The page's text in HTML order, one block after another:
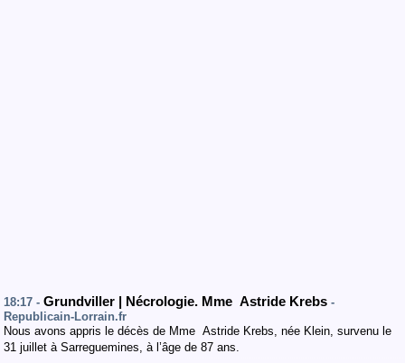
18:17 - Grundviller | Nécrologie. Mme Astride Krebs -
Republicain-Lorrain.fr
Nous avons appris le décès de Mme Astride Krebs, née Klein, survenu le
31 juillet à Sarreguemines, à l’âge de 87 ans.